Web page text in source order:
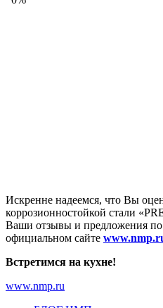
Искренне надеемся, что Вы
коррозионностойкой стали
Ваши отзывы и предложения
официальном сайте
Встретимся на кухне!
www.nmp.ru